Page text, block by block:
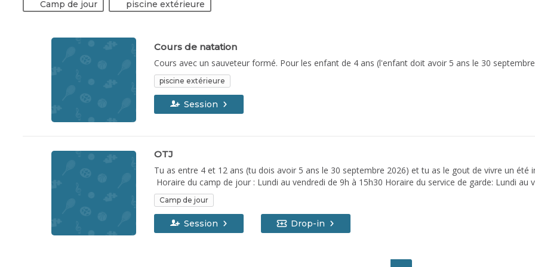
Camp de jour piscine extérieure
Cours de natation
Cours avec un sauveteur formé. Pour les enfant de 4 ans (l'enfant doit avoir 5 ans le 30
piscine extérieure
Session
OTJ
Tu as entre 4 et 12 ans (tu dois avoir 5 ans le 30 septembre 2026) et tu as le gout de vivre un
débute le 25 juin jusqu'au 14 août et demeura ouvert pendant les deux semaines des vacances
Les plans: Couts pour les résidents: 1er enfant Or: 380$ Argent: 300$ Bronze: 215$ 2e enfant Or:
Argent: 240$ Bronze: 155$ Couts pour les non-résidents : 1er enfant Or: 425$ Argent: 345$
3e enfant Or: 365$ Argent: 285$ Bronze: 200$ Plan or comprend: l'inscription, le service de garde
Camp de jour
Session Drop-in